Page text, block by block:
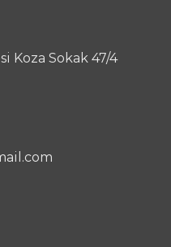
Koza Sokak 47/4